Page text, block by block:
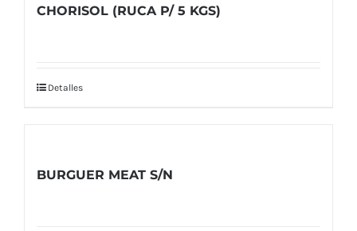
CHORISOL (RUCA P/ 5 KGS)
Detalles
BURGUER MEAT S/N